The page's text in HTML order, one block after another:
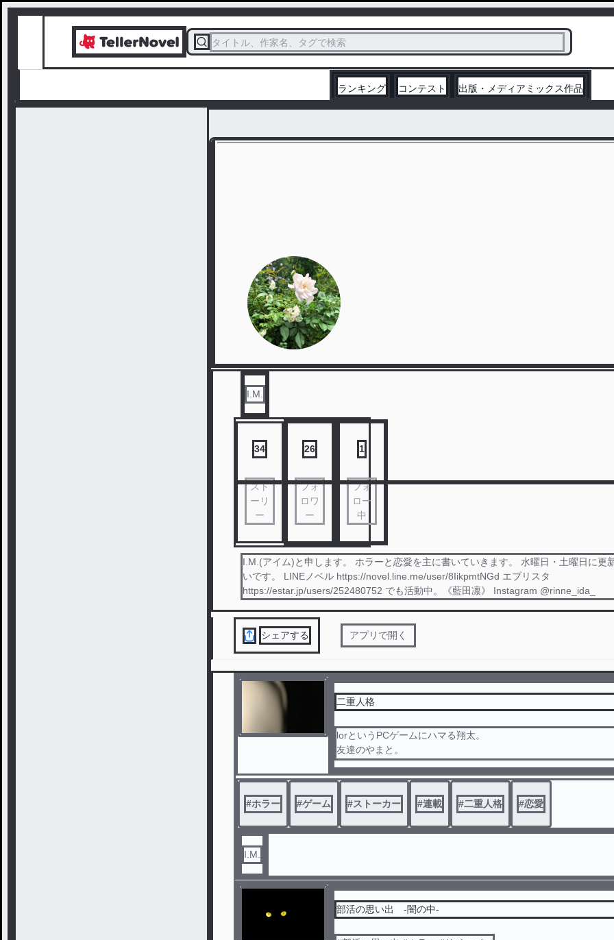
タイトル、作家名、タグで検索
ランキング コンテスト 出版・メディアミックス作品
I.M.
34
スト
ーリ
ー
26
フォ
ロワ
ー
1
フォ
ロー
中
I.M.(アイム)と申します。 ホラーと恋愛を主に書いていきます。 水曜日・土曜日に更
いです。 LINEノベル https://novel.line.me/user/8IikpmtNGd エブリスタ
https://estar.jp/users/252480752 でも活動中。《藍田凛》 Instagram @rinne_ida_
シェアする アプリで開く
二重人格
lorというPCゲームにハマる翔太。
友達のやまと。
謎の最強プレイヤーさき。
翔太の前バディbloom。
さきと世界1位を目指す翔太だったが前バディのbloomからのメ
lorのレベルが上がるにつれ、学校の成績は落ちていく一方で
手紙の送り主とは…?
そして最強プレイヤーさきの正体とは…？
点と点が線で繋がり、線はやがて弾け切れるーー
#ホラー #ゲーム #ストーカー #連載 #二重人格 #恋愛
I.M.
部活の思い出 -闇の中-